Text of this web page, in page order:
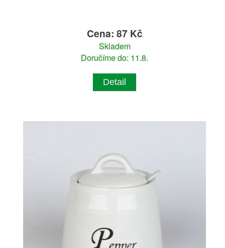
Cena: 87 Kč
Skladem
Doručíme do: 11.8.
Detail